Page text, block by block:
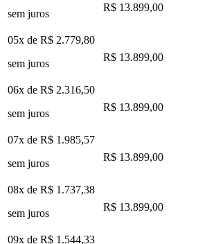
sem juros
R$ 13.899,00
05x de R$ 2.779,80
sem juros
R$ 13.899,00
06x de R$ 2.316,50
sem juros
R$ 13.899,00
07x de R$ 1.985,57
sem juros
R$ 13.899,00
08x de R$ 1.737,38
sem juros
R$ 13.899,00
09x de R$ 1.544,33